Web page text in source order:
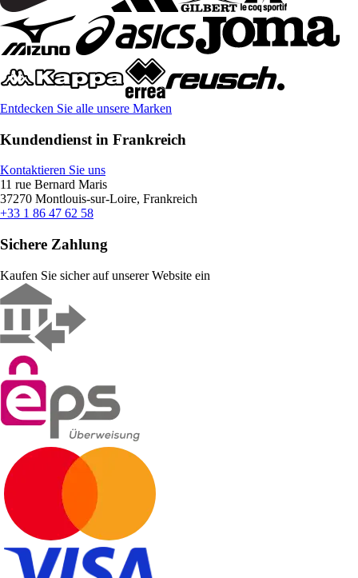
Entdecken Sie alle unsere Marken
Kundendienst in Frankreich
Kontaktieren Sie uns
11 rue Bernard Maris
37270 Montlouis-sur-Loire, Frankreich
+33 1 86 47 62 58
Sichere Zahlung
Kaufen Sie sicher auf unserer Website ein